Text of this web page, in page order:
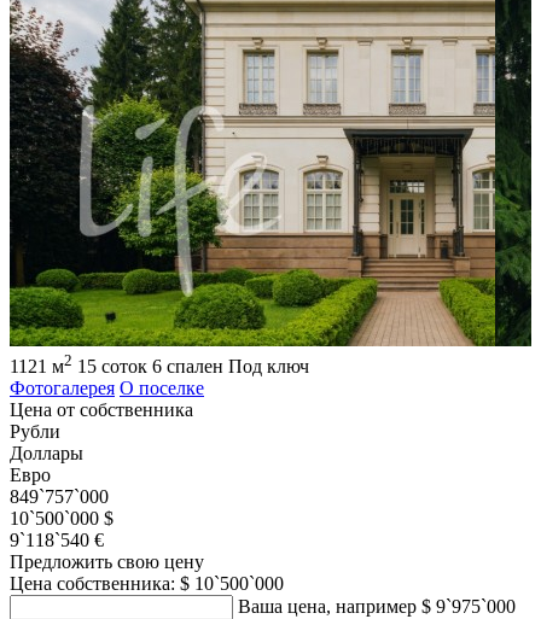
1121 м2 15 соток 6 спален Под ключ
Фотогалерея О поселке
Цена от собственника
Рубли
Доллары
Евро
849`757`000
10`500`000 $
9`118`540 €
Предложить свою цену
Цена собственника: $ 10`500`000
Ваша цена, например $ 9`975`000